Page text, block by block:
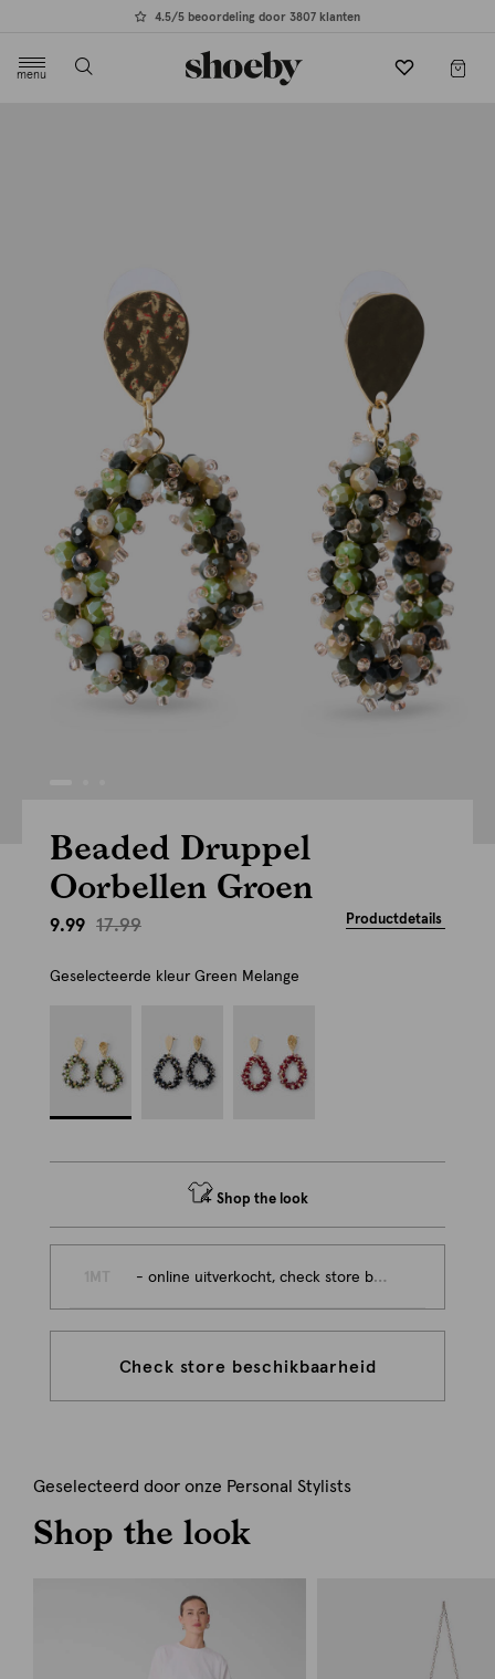
4.5/5 beoordeling door 3807 klanten
menu
Beaded Druppel
Oorbellen Groen
9.99 17.99 Productdetails
Geselecteerde kleur Green Melange
Shop the look
- online uitverkocht, check store beschikbaarheid
Check store beschikbaarheid
Geselecteerd door onze Personal Stylists
Shop the look